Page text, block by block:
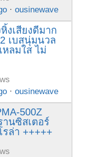
·ousinewave
งเสียงดีมาก
เบสนุ่มนวล
ลมใส ไม่
·ousinewave
500Z
านซิสเตอร์
ล่า +++++